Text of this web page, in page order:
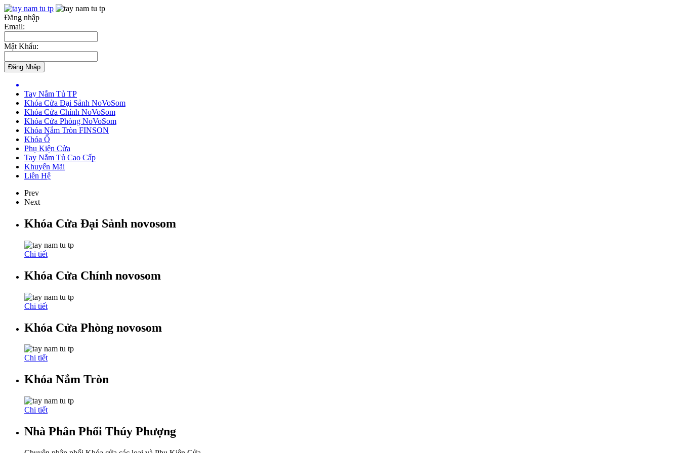
Đăng nhập
Email:
Mật Khẩu:
Tay Nắm Tủ TP
Khóa Cửa Đại Sảnh NoVoSom
Khóa Cửa Chính NoVoSom
Khóa Cửa Phòng NoVoSom
Khóa Nắm Tròn FINSON
Khóa Ổ
Phụ Kiện Cửa
Tay Nắm Tủ Cao Cấp
Khuyến Mãi
Liên Hệ
Prev
Next
Khóa Cửa Đại Sảnh novosom
Chi tiết
Khóa Cửa Chính novosom
Chi tiết
Khóa Cửa Phòng novosom
Chi tiết
Khóa Nắm Tròn
Chi tiết
Nhà Phân Phối Thúy Phượng